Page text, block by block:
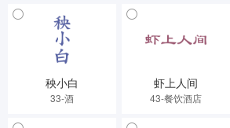
秧小白
33-酒
虾上人间
43-餐饮酒店